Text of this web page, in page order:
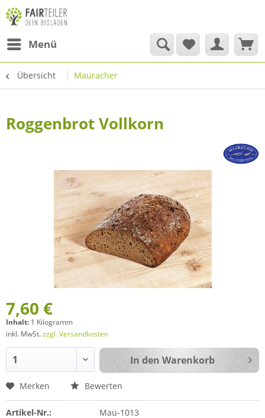
Menü
Übersicht Mauracher
Roggenbrot Vollkorn
7,60 €
Inhalt: 1 Kilogramm
inkl. MwSt.zzgl. Versandkosten
In den Warenkorb
Merken Bewerten
Artikel-Nr.:
Mau-1013